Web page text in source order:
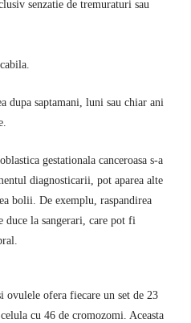
senzatie de tremuraturi sau
dupa saptamani, luni sau chiar ani
gestationala canceroasa s-a
diagnosticarii, pot aparea alte
bolii. De exemplu, raspandirea
la sangerari, care pot fi
ofera fiecare un set de 23
cu 46 de cromozomi. Aceasta